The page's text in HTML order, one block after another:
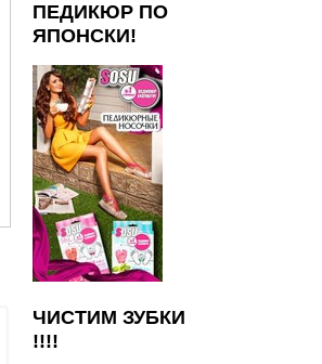
ПЕДИКЮР ПО
ЯПОНСКИ!
ЧИСТИМ ЗУБКИ
!!!!